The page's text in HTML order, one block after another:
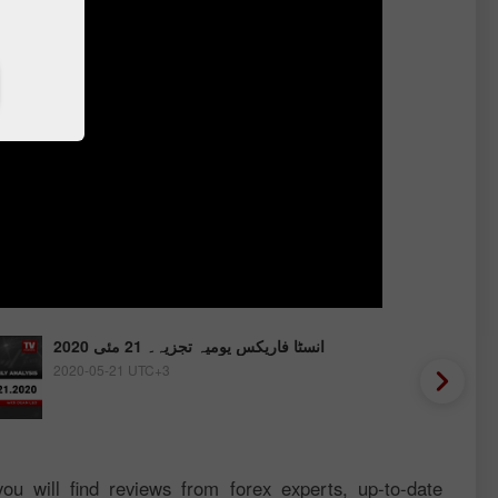
انسٹا فاریکس یومیہ تجزیہ۔ 21 مئی 2020
2020-05-21 UTC+3
will find reviews from forex experts, up-to-date